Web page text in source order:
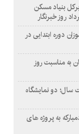
بنیاد مسکن
دوره ابتدایی در
به مناسبت روز
دو نمایشگاه
به پروژه های